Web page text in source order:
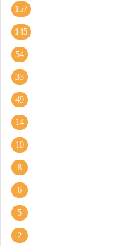
157
145
54
33
49
14
10
8
6
5
2